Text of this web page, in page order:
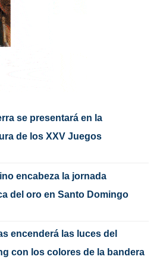
se presentará en la
de los XXV Juegos
encabeza la jornada
del oro en Santo Domingo
encenderá las luces del
con los colores de la bandera